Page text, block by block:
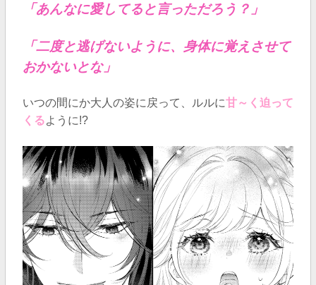
「あんなに愛してると言っただろう？」
「二度と逃げないように、身体に覚えさせて
おかないとな」
いつの間にか大人の姿に戻って、ルルに甘～く迫って
くるように!?